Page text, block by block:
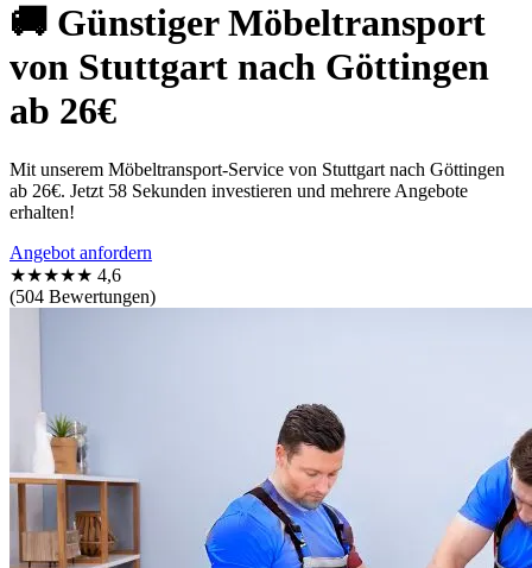
🚚 Günstiger Möbeltransport
von Stuttgart nach Göttingen
ab 26€
Mit unserem Möbeltransport-Service von Stuttgart nach Göttingen
ab 26€. Jetzt 58 Sekunden investieren und mehrere Angebote
erhalten!
Angebot anfordern
★★★★★ 4,6
(504 Bewertungen)